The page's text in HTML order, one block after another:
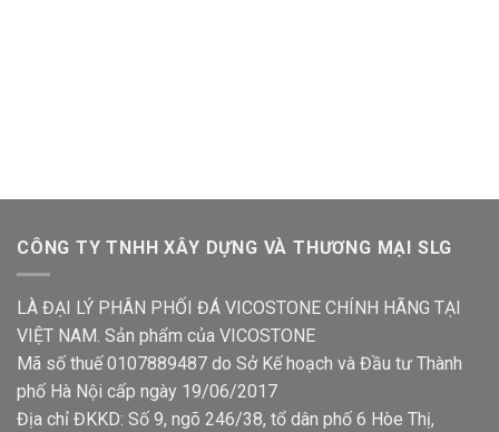
CÔNG TY TNHH XÂY DỰNG VÀ THƯƠNG MẠI SLG
LÀ ĐẠI LÝ PHÂN PHỐI ĐÁ VICOSTONE CHÍNH HÃNG TẠI
VIỆT NAM. Sản phẩm của VICOSTONE
Mã số thuế 0107889487 do Sở Kế hoạch và Đầu tư Thành
phố Hà Nội cấp ngày 19/06/2017
Địa chỉ ĐKKD: Số 9, ngõ 246/38, tổ dân phố 6 Hòe Thị,